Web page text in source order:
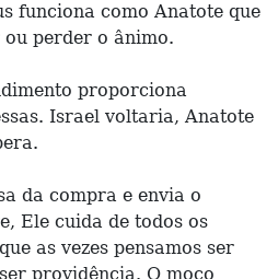
funciona como Anatote que
perder o ânimo.
proporciona
Israel voltaria, Anatote
da compra e envia o
Ele cuida de todos os
as vezes pensamos ser
providência. O moço